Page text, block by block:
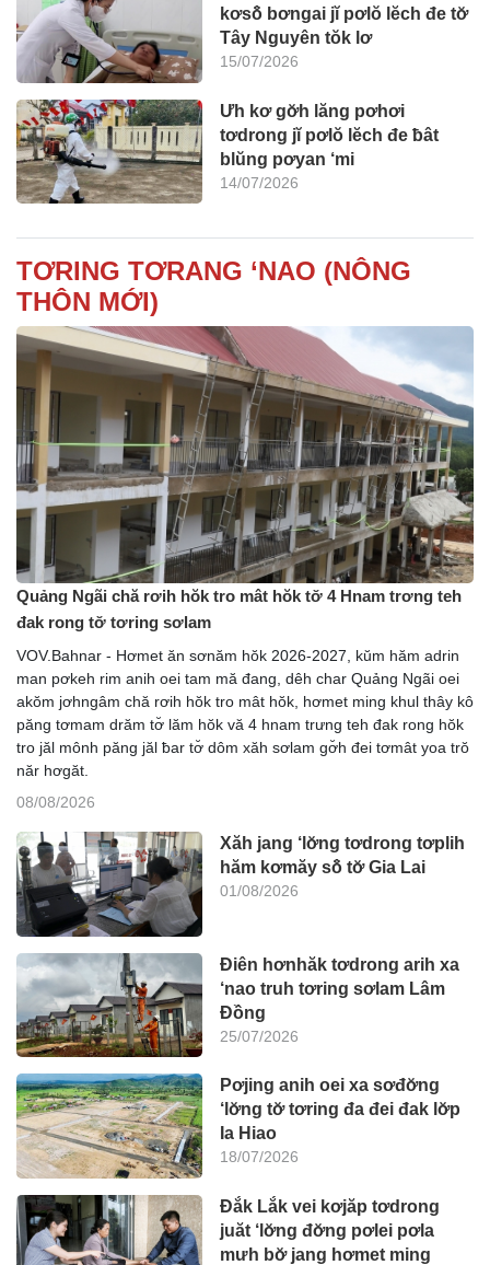
kơsô̆ bơngai jĭ pơlŏ lĕch đe tơ̆
Tây Nguyên tŏk lơ
15/07/2026
Ưh kơ gơ̆h lăng pơhơi
tơdrong jĭ pơlŏ lĕch đe ƀât
blŭng pơyan ‘mi
14/07/2026
TƠRING TƠRANG ‘NAO (NÔNG
THÔN MỚI)
Quảng Ngãi chă rơih hŏk tro mât hŏk tơ̆ 4 Hnam trơng teh
đak rong tơ̆ tơring sơlam
VOV.Bahnar - Hơmet ăn sơnăm hŏk 2026-2027, kŭm hăm adrin
man pơkeh rim anih oei tam mă đang, dêh char Quảng Ngãi oei
akŏm jơhngâm chă rơih hŏk tro mât hŏk, hơmet ming khul thây kô
păng tơmam drăm tơ̆ lăm hŏk vă 4 hnam trưng teh đak rong hŏk
tro jăl mônh păng jăl ƀar tơ̆ dôm xăh sơlam gơ̆h đei tơmât yoa trŏ
năr hơgăt.
08/08/2026
Xăh jang ‘lơ̆ng tơdrong tơplih
hăm kơmăy sô̆ tơ̆ Gia Lai
01/08/2026
Điên hơnhăk tơdrong arih xa
‘nao truh tơring sơlam Lâm
Đồng
25/07/2026
Pơjing anih oei xa sơđơ̆ng
‘lơ̆ng tơ̆ tơring đa đei đak lơ̆p
Ia Hiao
18/07/2026
Đắk Lắk vei kơjăp tơdrong
juăt ‘lơ̆ng đơ̆ng pơlei pơla
mưh bơ̆ jang hơmet ming